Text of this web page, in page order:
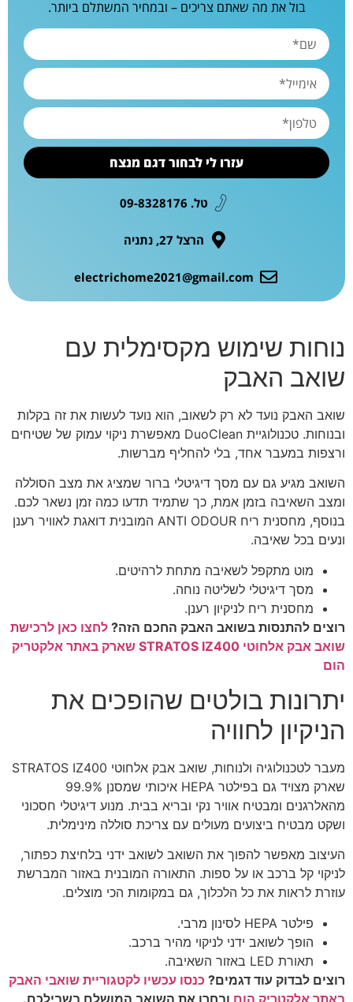
בול את מה שאתם צריכים – ובמחיר המשתלם ביותר.
עזרו לי לבחור דגם מנצח
טל. 09-8328176
הרצל 27, נתניה
electrichome2021@gmail.com
נוחות שימוש מקסימלית עם
שואב האבק
שואב האבק נועד לא רק לשאוב, הוא נועד לעשות את זה בקלות
ובנוחות. טכנולוגיית DuoClean מאפשרת ניקוי עמוק של שטיחים
ורצפות במעבר אחד, בלי להחליף מברשות.
השואב מגיע גם עם מסך דיגיטלי ברור שמציג את מצב הסוללה
ומצב השאיבה בזמן אמת, כך שתמיד תדעו כמה זמן נשאר לכם.
בנוסף, מחסנית ריח ANTI ODOUR המובנית דואגת לאוויר רענן
ונעים בכל שאיבה.
מוט מתקפל לשאיבה מתחת לרהיטים.
מסך דיגיטלי לשליטה נוחה.
מחסנית ריח לניקיון רענן.
רוצים להתנסות בשואב האבק החכם הזה? לחצו כאן לרכישת
שואב אבק אלחוטי STRATOS IZ400 שארק באתר אלקטריק
הום
יתרונות בולטים שהופכים את
הניקיון לחוויה
מעבר לטכנולוגיה ולנוחות, שואב אבק אלחוטי STRATOS IZ400
שארק מצויד גם בפילטר HEPA איכותי שמסנן 99.9%
מהאלרגנים ומבטיח אוויר נקי ובריא בבית. מנוע דיגיטלי חסכוני
ושקט מבטיח ביצועים מעולים עם צריכת סוללה מינימלית.
העיצוב מאפשר להפוך את השואב לשואב ידני בלחיצת כפתור,
לניקוי קל ברכב או על ספות. התאורה המובנית באזור המברשת
עוזרת לראות את כל הלכלוך, גם במקומות הכי מוצלים.
פילטר HEPA לסינון מרבי.
הופך לשואב ידני לניקוי מהיר ברכב.
תאורת LED באזור השאיבה.
רוצים לבדוק עוד דגמים? כנסו עכשיו לקטגוריית שואבי האבק
באתר אלקטריק הום ובחרו את השואב המושלם בשבילכם.